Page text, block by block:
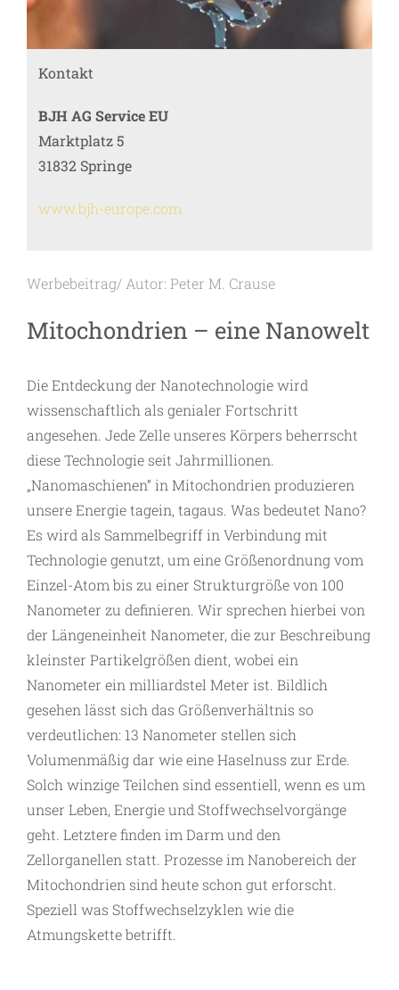
Kontakt
BJH AG Service EU
Marktplatz 5
31832 Springe
www.bjh-europe.com
Werbebeitrag/ Autor: Peter M. Crause
Mitochondrien – eine Nanowelt
Die Entdeckung der Nanotechnologie wird
wissenschaftlich als genialer Fortschritt
angesehen. Jede Zelle unseres Körpers beherrscht
diese Technologie seit Jahrmillionen.
„Nanomaschienen“ in Mitochondrien produzieren
unsere Energie tagein, tagaus. Was bedeutet Nano?
Es wird als Sammelbegriff in Verbindung mit
Technologie genutzt, um eine Größenordnung vom
Einzel-Atom bis zu einer Strukturgröße von 100
Nanometer zu definieren. Wir sprechen hierbei von
der Längeneinheit Nanometer, die zur Beschreibung
kleinster Partikelgrößen dient, wobei ein
Nanometer ein milliardstel Meter ist. Bildlich
gesehen lässt sich das Größenverhältnis so
verdeutlichen: 13 Nanometer stellen sich
Volumenmäßig dar wie eine Haselnuss zur Erde.
Solch winzige Teilchen sind essentiell, wenn es um
unser Leben, Energie und Stoffwechselvorgänge
geht. Letztere finden im Darm und den
Zellorganellen statt. Prozesse im Nanobereich der
Mitochondrien sind heute schon gut erforscht.
Speziell was Stoffwechselzyklen wie die
Atmungskette betrifft.